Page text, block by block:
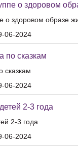
о здоровом
о здоровом образе
06-2024
по сказкам
сказкам
06-2024
2-3 года
2-3 года
06-2024